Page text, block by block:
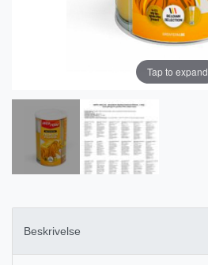
Tap to expand
Beskrivelse